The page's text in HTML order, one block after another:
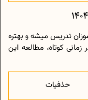
تدریس میشه و بهتره
کوتاه، مطالعه این
حذفیات